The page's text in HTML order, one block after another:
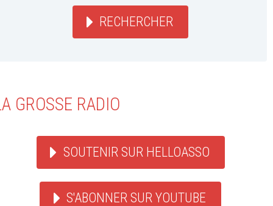
RECHERCHER
GROSSE RADIO
SOUTENIR SUR HELLOASSO
S'ABONNER SUR YOUTUBE